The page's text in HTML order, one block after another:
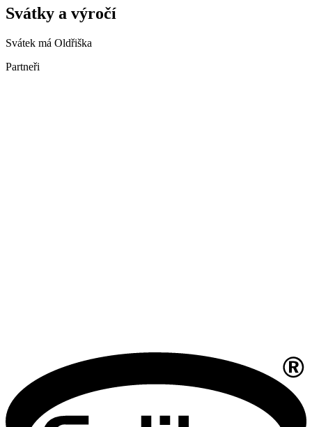
Svátky a výročí
Svátek má Oldřiška
Partneři